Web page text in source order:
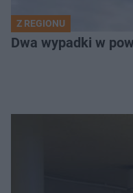
Z REGIONU
Dwa wypadki w